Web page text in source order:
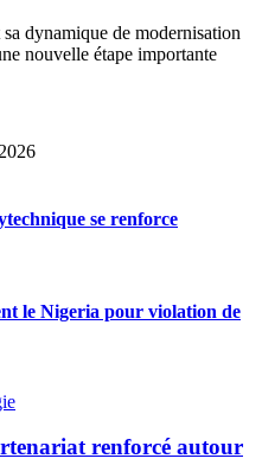
dynamique de modernisation
nouvelle étape importante
se renforce
le Nigeria pour violation de
renforcé autour